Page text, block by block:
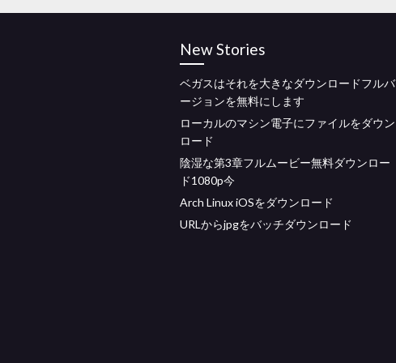
New Stories
ベガスはそれを大きなダウンロードフルバ
ージョンを無料にします
ローカルのマシン電子にファイルをダウン
ロード
陰湿な第3章フルムービー無料ダウンロー
ド1080p今
Arch Linux iOSをダウンロード
URLからjpgをバッチダウンロード